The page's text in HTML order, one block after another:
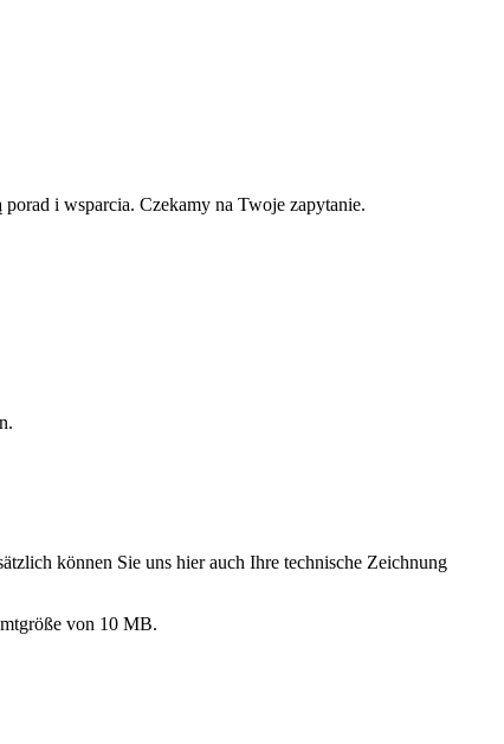
i wsparcia. Czekamy na Twoje zapytanie.
können Sie uns hier auch Ihre technische Zeichnung
von 10 MB.